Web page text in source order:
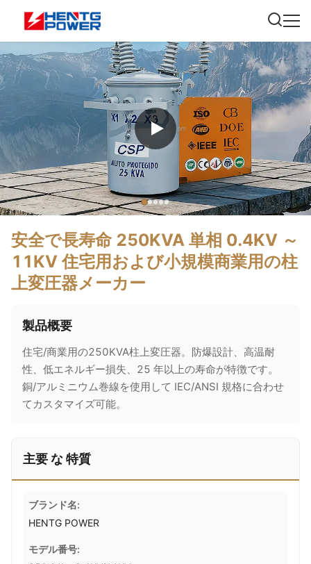
安全で長寿命 250KVA 単相 0.4KV ～
11KV 住宅用および小規模商業用の柱
上変圧器メーカー
製品概要
住宅/商業用の250KVA柱上変圧器。防爆設計、高温耐
性、低エネルギー損失、25 年以上の寿命が特徴です。
銅/アルミニウム巻線を使用して IEC/ANSI 規格に合わせ
てカスタマイズ可能。
主要 な 特質
ブランド名:
HENTG POWER
モデル番号: